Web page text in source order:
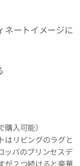
ネートイメージに
入可能）
はリビングのラグと
ッパのプリンセスデ